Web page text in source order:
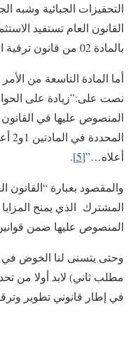
التحفيزات الجبائية وشبه
القانون العام تستفيد
بالمادة 02 من قانون ترقية الاستثمار .
نصت على:”زيادة على
المنصوص عليها في القانون
أعلاه…”[5]
.
المشترك الذي يمنح المزايا
المنصوص عليها ضمن
وحتى يتسنى لنا الخوض
مطلب ثاني) لابد أولا من
في إطار قانوني تطوير